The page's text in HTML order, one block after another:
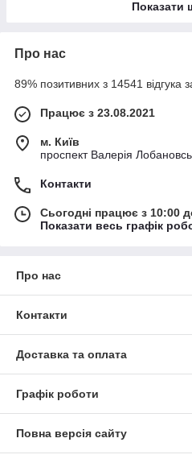
Показати
Про нас
89% позитивних з 14541 відгука
Працює з 23.08.2021
м. Київ
проспект Валерія
Контакти
Сьогодні працює з 10:00
Показати весь графік
Про нас
Контакти
Доставка та оплата
Графік роботи
Повна версія сайту